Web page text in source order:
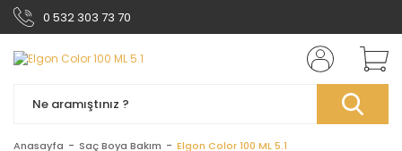
0 532 303 73 70
Anasayfa Saç Boya Bakım Elgon Color 100 ML 5.1